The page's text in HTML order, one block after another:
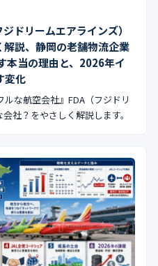
🇹🇼🇻🇳
ドリームエアラインズ）
説、静岡の老舗物流企業
本当の理由と、2026年イ
変化
な航空会社』FDA（フジドリ
社？をやさしく解説します。